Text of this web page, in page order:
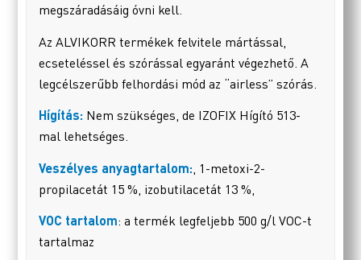
megszáradásáig óvni kell.
Az ALVIKORR termékek felvitele mártással,
ecseteléssel és szórással egyaránt végezhető. A
legcélszerűbb felhordási mód az “airless” szórás.
Hígítás: Nem szükséges, de IZOFIX Hígító 513-
mal lehetséges.
Veszélyes anyagtartalom: , 1-metoxi-2-
propilacetát 15 %, izobutilacetát 13 %,
VOC tartalom: a termék legfeljebb 500 g/l VOC-t
tartalmaz